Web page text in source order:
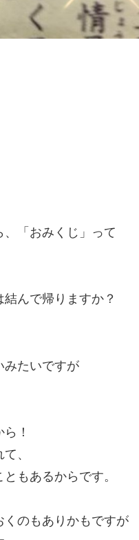
「おみくじ」って
んで帰りますか？
みたいですが
！
、
もあるからです。
のもありかもですが